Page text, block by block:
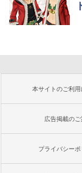
本サイトのご利用
広告掲載のご
プライバシーポ